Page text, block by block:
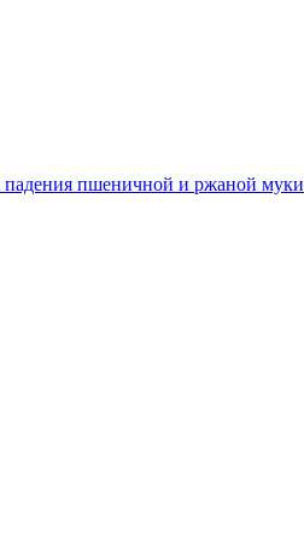
падения пшеничной и ржаной муки